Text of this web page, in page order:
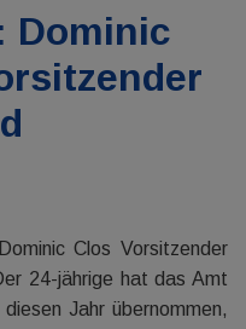
Dominic
Clos Vorsitzender
24-jährige hat das Amt
Jahr übernommen,